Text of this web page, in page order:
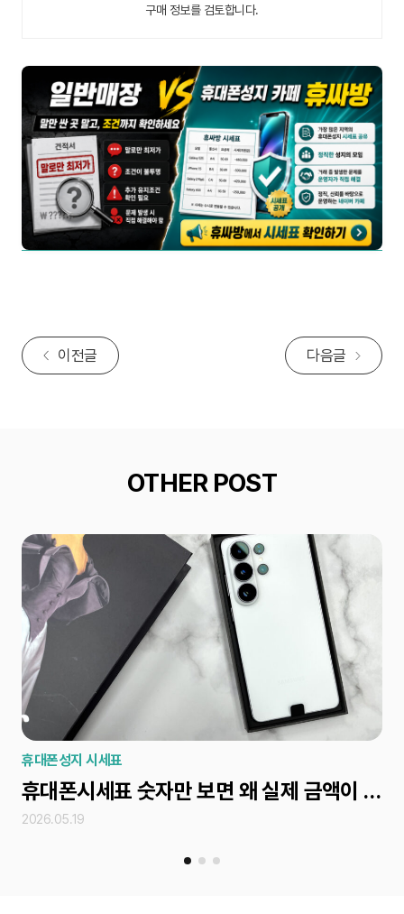
구매 정보를 검토합니다.
이전글 다음글
OTHER POST
휴대폰성지 시세표
휴대폰시세표 숫자만 보면 왜 실제 금액이 달라질까?
2026.05.19